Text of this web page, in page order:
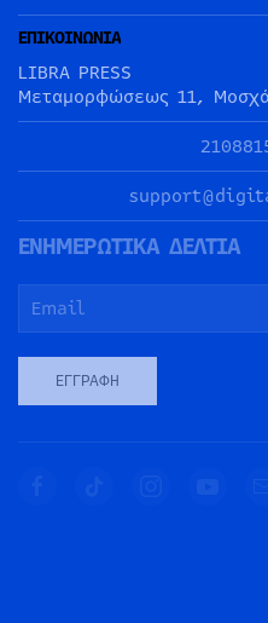
ΕΠΙΚΟΙΝΩΝΙΑ
LIBRA PRESS
Μεταμορφώσεως 11,
ΕΝΗΜΕΡΩΤΙΚΑ ΔΕΛΤΙΑ
ΕΓΓΡΑΦΉ